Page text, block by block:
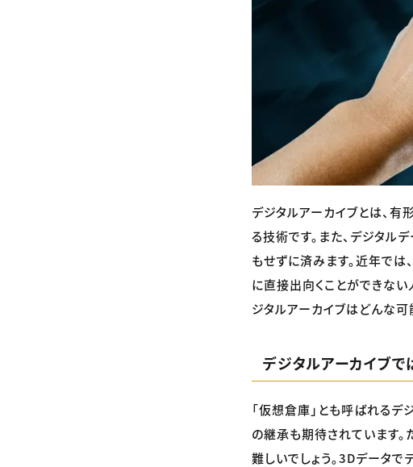
デジタルアーカイブとは、
る技術です。また、デジタ
もせずに済みます。近年では
に直接出向くことができな
ジタルアーカイブはどんな
デジタルアーカイブ
「仮想倉庫」とも呼ばれる
の継承も期待されています
難しいでしょう。3Dデータ